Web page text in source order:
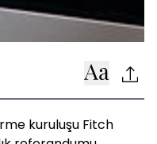
kuruluşu Fitch